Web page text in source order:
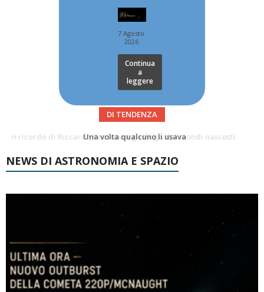
7 Agosto
2026
Continua
a
leggere
DI TENDENZA
Una volta qualcuno li usava
NEWS DI ASTRONOMIA E SPAZIO